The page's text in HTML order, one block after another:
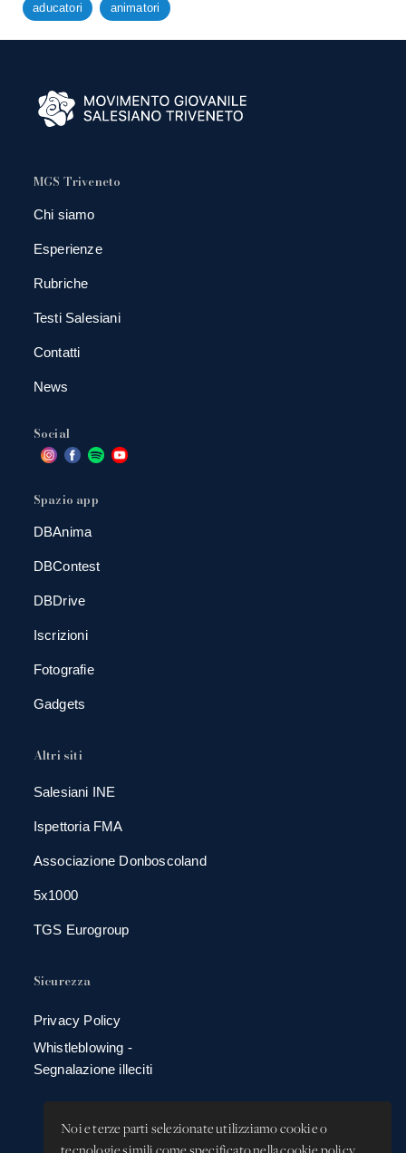
Noi e terze parti selezionate utilizziamo cookie o
aducatori animatori
MGS Triveneto
Chi siamo
Esperienze
Rubriche
Testi Salesiani
Contatti
News
Social
Spazio app
DBAnima
DBContest
DBDrive
Iscrizioni
Fotografie
Gadgets
Altri siti
Salesiani INE
Ispettoria FMA
Associazione Donboscoland
5x1000
TGS Eurogroup
Sicurezza
Privacy Policy
Whistleblowing -
Segnalazione illeciti